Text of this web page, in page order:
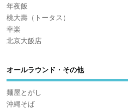
年夜飯
桃大壽（トータス）
幸楽
北京大飯店
オールラウンド・その他
麺屋とがし
沖縄そば